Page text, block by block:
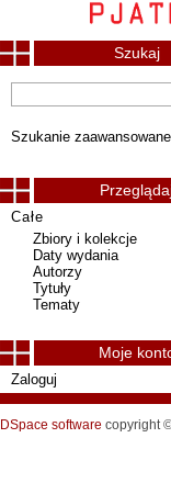
Szukaj
Szukanie zaawansowane
Całe
Zbiory i kolekcje
Daty wydania
Autorzy
Tytuły
Tematy
Moje
Zaloguj
DSpace software copyright